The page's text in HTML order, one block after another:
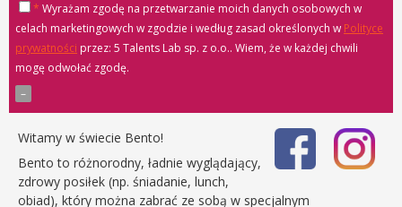
* Wyrażam zgodę na przetwarzanie moich danych osobowych w
celach marketingowych w zgodzie i według zasad określonych w Polityce
prywatności
przez: 5 Talents Lab sp. z o.o.. Wiem, że w każdej chwili
mogę odwołać zgodę.
Witamy w świecie Bento!
Bento to różnorodny, ładnie wyglądający,
zdrowy posiłek (np. śniadanie, lunch,
obiad), który można zabrać ze sobą w specjalnym